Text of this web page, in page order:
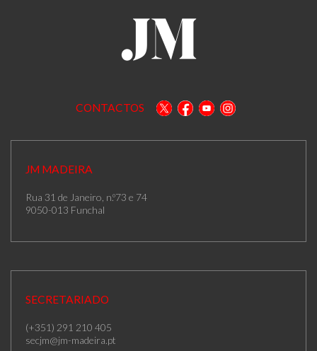
CONTACTOS
JM MADEIRA
Rua 31 de Janeiro, n.º73 e 74
9050-013 Funchal
SECRETARIADO
(+351) 291 210 405
secjm@jm-madeira.pt